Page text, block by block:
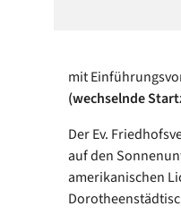
mit
(wechselnde
Der Ev.
auf den
amerikanischen